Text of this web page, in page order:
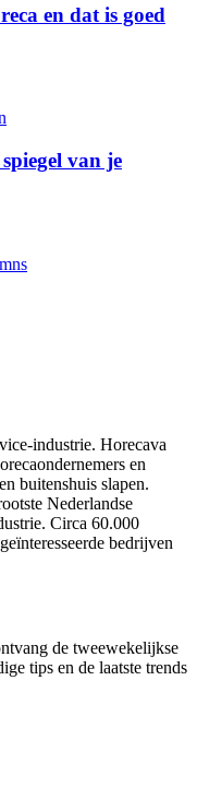
en dat is goed
van je
industrie. Horecava
en
buitenshuis slapen.
Nederlandse
Circa 60.000
bedrijven
de tweewekelijkse
tips en de laatste trends